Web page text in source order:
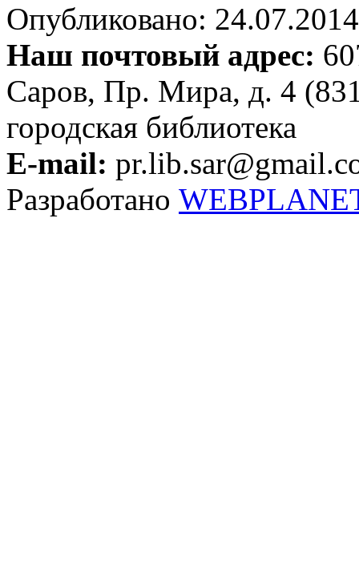
Опубликовано:
Наш почтовый адрес:
Саров, Пр. Мира, д. 4
городская библиотека
E-mail:
Разработано